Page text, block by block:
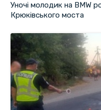
Уночі молодик на BMW
Крюківського моста